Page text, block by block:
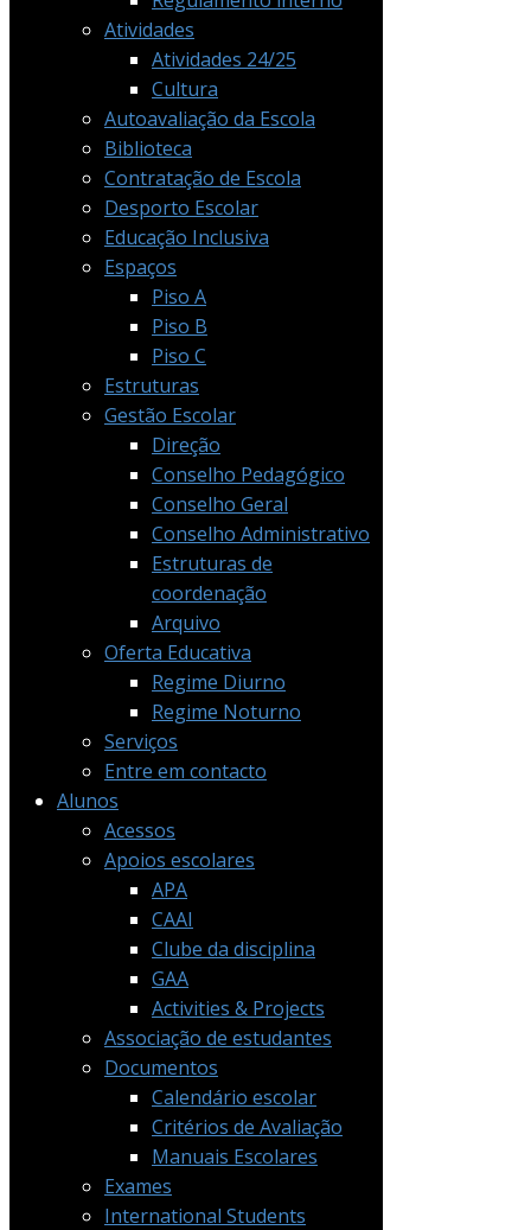
Atividades
Atividades 24/25
Cultura
Autoavaliação da Escola
Biblioteca
Contratação de Escola
Desporto Escolar
Educação Inclusiva
Espaços
Piso A
Piso B
Piso C
Estruturas
Gestão Escolar
Direção
Conselho Pedagógico
Conselho Geral
Conselho Administrativo
Estruturas de
coordenação
Arquivo
Oferta Educativa
Regime Diurno
Regime Noturno
Serviços
Entre em contacto
Alunos
Acessos
Apoios escolares
APA
CAAI
Clube da disciplina
GAA
Activities & Projects
Associação de estudantes
Documentos
Calendário escolar
Critérios de Avaliação
Manuais Escolares
Exames
International Students